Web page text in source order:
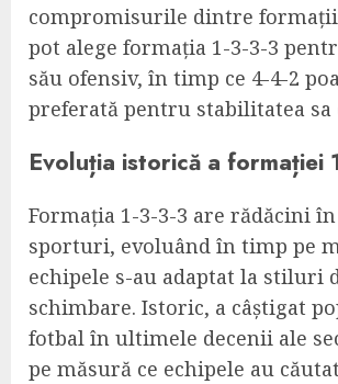
compromisurile dintre
pot alege formația 1-3-3-3
său ofensiv, în timp ce 4-4-2
preferată pentru stabilitatea sa
Evoluția istorică a formației
Formația 1-3-3-3 are rădăcini
sporturi, evoluând în timp pe
echipele s-au adaptat la stiluri
schimbare. Istoric, a câștigat
fotbal în ultimele decenii ale
pe măsură ce echipele au